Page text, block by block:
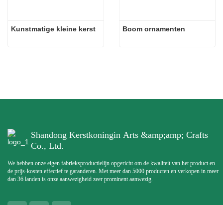
Kunstmatige kleine kerst Boom ornamenten
Shandong Kerstkoningin Arts &amp;amp; Crafts
Co., Ltd.
We hebben onze eigen fabrieksproductielijn opgericht om de kwaliteit van het product en
de prijs-kosten effectief te garanderen. Met meer dan 5000 producten en verkopen in meer
dan 36 landen is onze aanwezigheid zeer prominent aanwezig.